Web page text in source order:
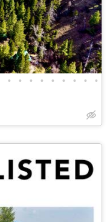
• • • • • • • • •